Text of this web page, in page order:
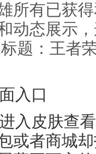
所有已获
动态展示
题：王者
入口
入皮肤查
或者商城